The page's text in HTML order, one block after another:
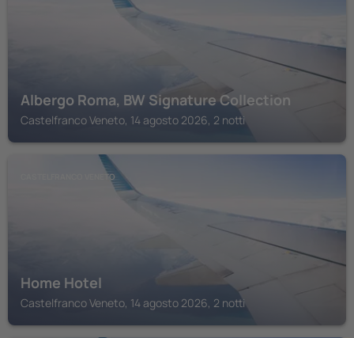
Albergo Roma, BW Signature Collection
Castelfranco Veneto, 14 agosto 2026, 2 notti
CASTELFRANCO VENETO
Home Hotel
Castelfranco Veneto, 14 agosto 2026, 2 notti